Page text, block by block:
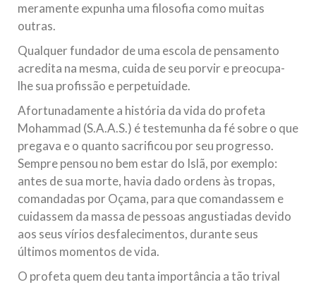
meramente expunha uma filosofia como muitas
outras.
Qualquer fundador de uma escola de pensamento
acredita na mesma, cuida de seu porvir e preocupa-
lhe sua profissão e perpetuidade.
Afortunadamente a história da vida do profeta
Mohammad (S.A.A.S.) é testemunha da fé sobre o que
pregava e o quanto sacrificou por seu progresso.
Sempre pensou no bem estar do Islã, por exemplo:
antes de sua morte, havia dado ordens às tropas,
comandadas por Oçama, para que comandassem e
cuidassem da massa de pessoas angustiadas devido
aos seus vírios desfalecimentos, durante seus
últimos momentos de vida.
O profeta quem deu tanta importância a tão trival